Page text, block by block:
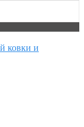
ковки и